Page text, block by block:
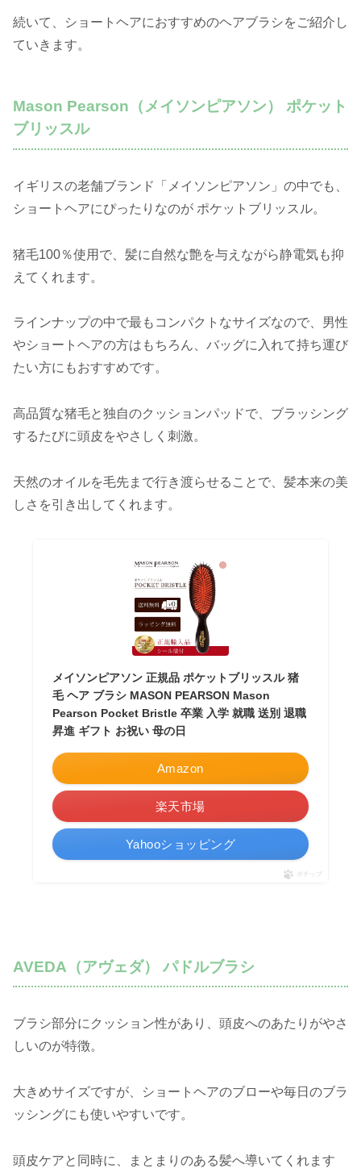
続いて、ショートヘアにおすすめのヘアブラシをご紹介し
ていきます。
Mason Pearson（メイソンピアソン） ポケット
ブリッスル
イギリスの老舗ブランド「メイソンピアソン」の中でも、
ショートヘアにぴったりなのが ポケットブリッスル。
猪毛100％使用で、髪に自然な艶を与えながら静電気も抑
えてくれます。
ラインナップの中で最もコンパクトなサイズなので、男性
やショートヘアの方はもちろん、バッグに入れて持ち運び
たい方にもおすすめです。
高品質な猪毛と独自のクッションパッドで、ブラッシング
するたびに頭皮をやさしく刺激。
天然のオイルを毛先まで行き渡らせることで、髪本来の美
しさを引き出してくれます。
メイソンピアソン 正規品 ポケットブリッスル 猪
毛 ヘア ブラシ MASON PEARSON Mason
Pearson Pocket Bristle 卒業 入学 就職 送別 退職
昇進 ギフト お祝い 母の日
Amazon
楽天市場
Yahooショッピング
ポチップ
AVEDA（アヴェダ） パドルブラシ
ブラシ部分にクッション性があり、頭皮へのあたりがやさ
しいのが特徴。
大きめサイズですが、ショートヘアのブローや毎日のブラ
ッシングにも使いやすいです。
頭皮ケアと同時に、まとまりのある髪へ導いてくれます